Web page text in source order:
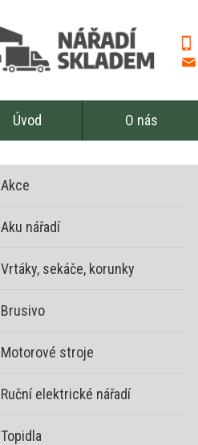
Úvod O nás
Akce
Aku nářadí
Vrtáky, sekáče, korunky
Brusivo
Motorové stroje
Ruční elektrické nářadí
Topidla